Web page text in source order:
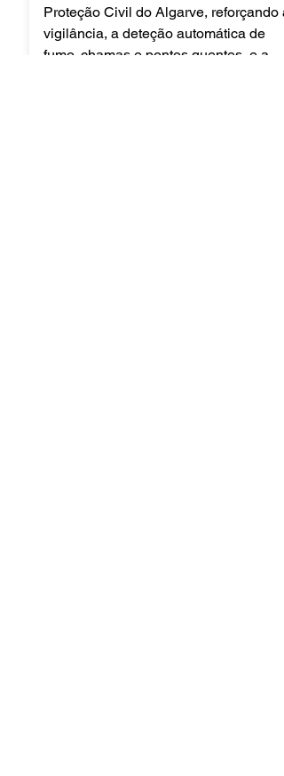
Proteção Civil do Algarve, reforçando a
vigilância, a deteção automática de
fumo, chamas e pontos quentes, e a